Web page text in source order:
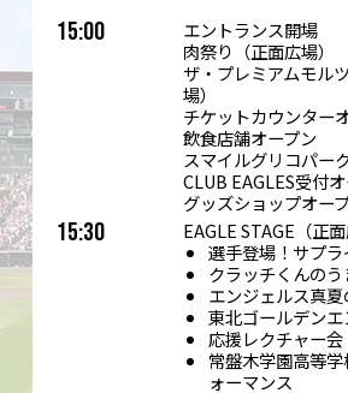
15:00
エントランス開場
肉祭り（正面広場）
ザ・プレミアムモル
場）
チケットカウンター
飲食店舗オープン
スマイルグリコパー
CLUB EAGLES受付
グッズショップオー
15:30
EAGLE STAGE（正面
選手登場！サプ
クラッチくんの
エンジェルス真夏
東北ゴールデン
応援レクチャー会
常盤木学園高等
ォーマンス